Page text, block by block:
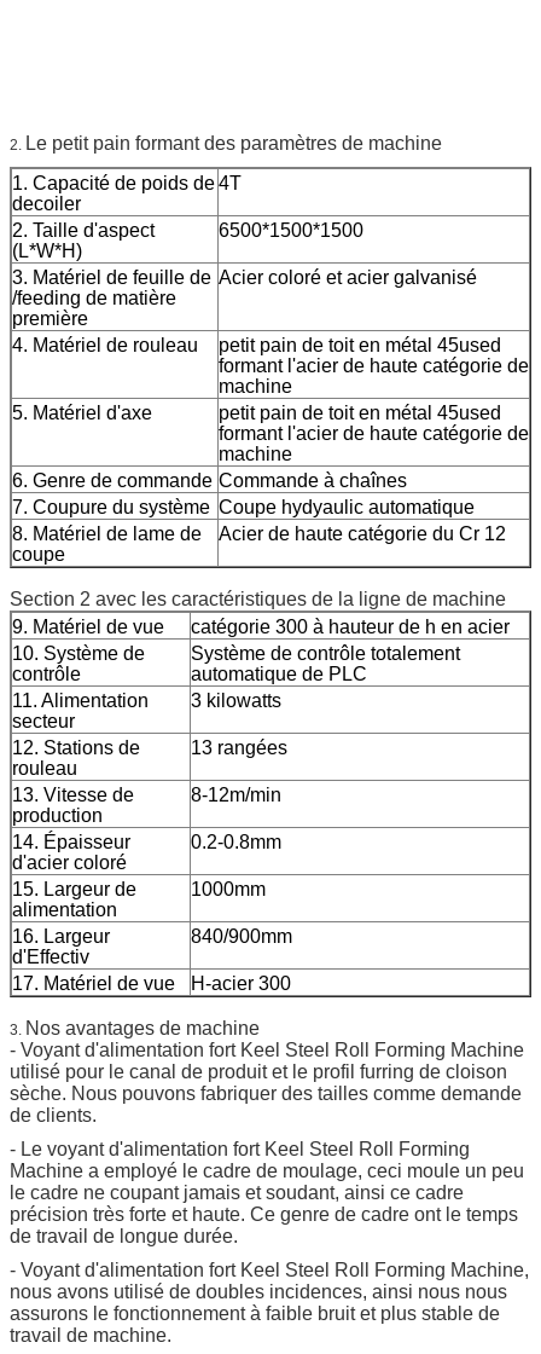
2. Le petit pain formant des paramètres de machine
1. Capacité de poids de
decoiler
4T
2. Taille d'aspect
(L*W*H)
6500*1500*1500
3. Matériel de feuille de
/feeding de matière
première
Acier coloré et acier galvanisé
4. Matériel de rouleau
petit pain de toit en métal 45used
formant l'acier de haute catégorie de
machine
5. Matériel d'axe
petit pain de toit en métal 45used
formant l'acier de haute catégorie de
machine
6. Genre de commande Commande à chaînes
7. Coupure du système Coupe hydyaulic automatique
8. Matériel de lame de
coupe
Acier de haute catégorie du Cr 12
Section 2 avec les caractéristiques de la ligne de machine
9. Matériel de vue
catégorie 300 à hauteur de h en acier
10. Système de
contrôle
Système de contrôle totalement
automatique de PLC
11. Alimentation
secteur
3 kilowatts
12. Stations de
rouleau
13 rangées
13. Vitesse de
production
8-12m/min
14. Épaisseur
d'acier coloré
0.2-0.8mm
15. Largeur de
alimentation
1000mm
16. Largeur
d'Effectiv
840/900mm
17. Matériel de vue H-acier 300
3. Nos avantages de machine
- Voyant d'alimentation fort Keel Steel Roll Forming Machine
utilisé pour le canal de produit et le profil furring de cloison
sèche. Nous pouvons fabriquer des tailles comme demande
de clients.
- Le voyant d'alimentation fort Keel Steel Roll Forming
Machine a employé le cadre de moulage, ceci moule un peu
le cadre ne coupant jamais et soudant, ainsi ce cadre
précision très forte et haute. Ce genre de cadre ont le temps
de travail de longue durée.
- Voyant d'alimentation fort Keel Steel Roll Forming Machine,
nous avons utilisé de doubles incidences, ainsi nous nous
assurons le fonctionnement à faible bruit et plus stable de
travail de machine.